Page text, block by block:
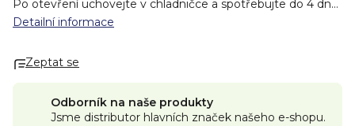
Po otevření uchovejte v chladničce a spotřebujte do 4 dnů.
Před použitím protřepejte!
Detailní informace
Zeptat se
Odborník na naše produkty
Jsme distributor hlavních značek našeho e-shopu.